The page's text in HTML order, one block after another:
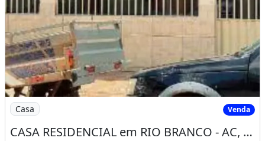
Imagem: CASA RESIDENCIAL em RIO BRANCO - AC,
Casa Venda
CASA RESIDENCIAL em RIO BRANCO - AC, VITÓRIA